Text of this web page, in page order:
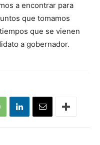
a encontrar para
que tomamos
que se vienen
a gobernador.